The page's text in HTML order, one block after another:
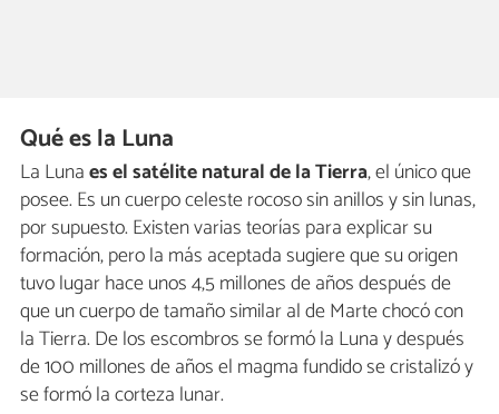
Qué es la Luna
La Lunaes el satélite natural de la Tierra, el único que
posee. Es un cuerpo celeste rocoso sin anillos y sin lunas,
por supuesto. Existen varias teorías para explicar su
formación, pero la más aceptada sugiere que su origen
tuvo lugar hace unos 4,5 millones de años después de
que un cuerpo de tamaño similar al de Marte chocó con
la Tierra. De los escombros se formó la Luna y después
de 100 millones de años el magma fundido se cristalizó y
se formó la corteza lunar.